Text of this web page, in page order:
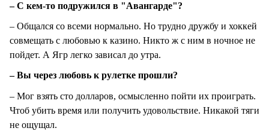
– С кем-то подружился в "Авангарде"?
– Общался со всеми нормально. Но трудно дружбу и хоккей
совмещать с любовью к казино. Никто ж с ним в ночное не
пойдет. А Ягр легко зависал до утра.
– Вы через любовь к рулетке прошли?
– Мог взять сто долларов, осмысленно пойти их проиграть.
Чтоб убить время или получить удовольствие. Никакой тяги
не ощущал.